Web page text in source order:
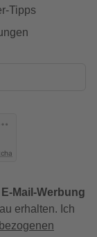
Tipps
Mail-Werbung
erhalten. Ich